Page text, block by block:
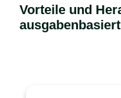
Vorteile und